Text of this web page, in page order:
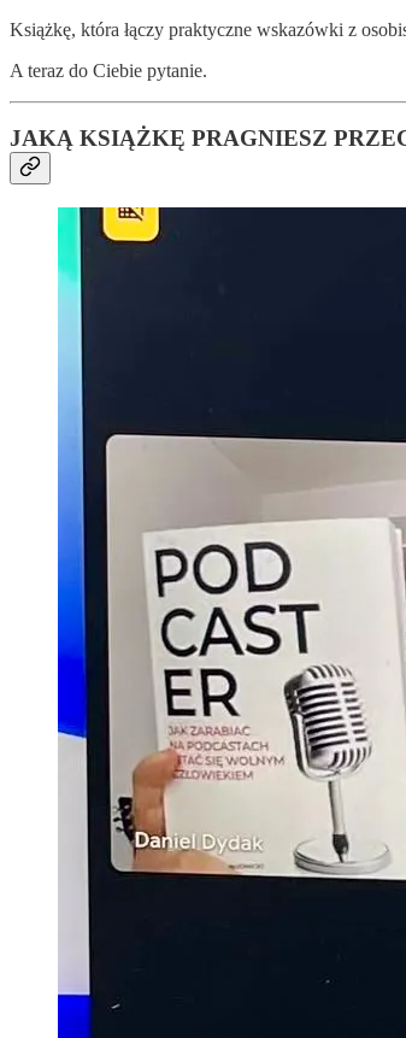
Książkę, która łączy praktyczne wskazówki z
A teraz do Ciebie pytanie.
JAKĄ KSIĄŻKĘ PRAGNIESZ